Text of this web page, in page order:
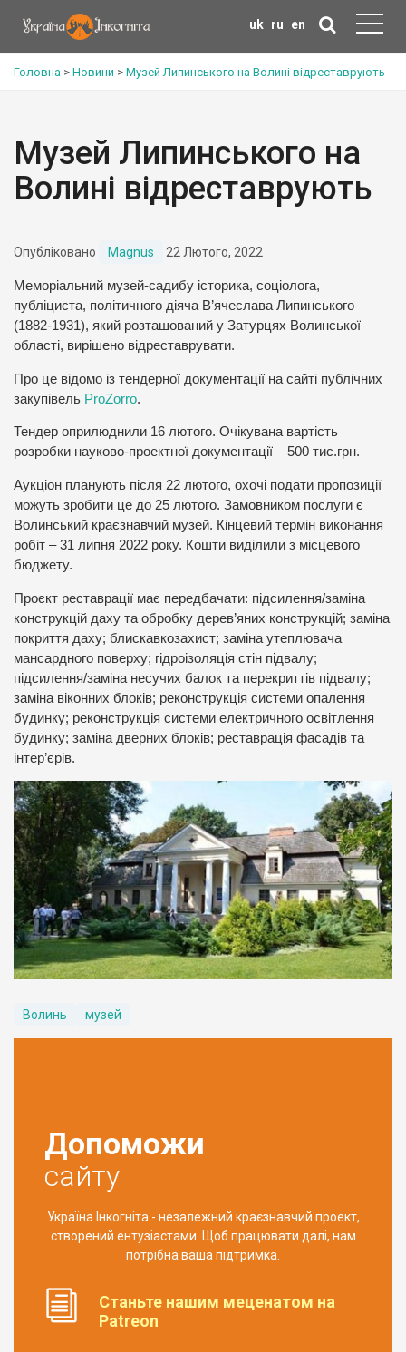
uk ru en
Головна > Новини > Музей Липинського на Волині відреставрують
Музей Липинського на
Волині відреставрують
Опубліковано Magnus 22 Лютого, 2022
Меморіальний музей-садибу історика, соціолога,
публіциста, політичного діяча В’ячеслава Липинського
(1882-1931), який розташований у Затурцях Волинської
області, вирішено відреставрувати.
Про це відомо із тендерної документації на сайті публічних
закупівель ProZorro.
Тендер оприлюднили 16 лютого. Очікувана вартість
розробки науково-проектної документації – 500 тис.грн.
Аукціон планують після 22 лютого, охочі подати пропозиції
можуть зробити це до 25 лютого. Замовником послуги є
Волинський краєзнавчий музей. Кінцевий термін виконання
робіт – 31 липня 2022 року. Кошти виділили з місцевого
бюджету.
Проєкт реставрації має передбачати: підсилення/заміна
конструкцій даху та обробку дерев’яних конструкцій; заміна
покриття даху; блискавкозахист; заміна утеплювача
мансардного поверху; гідроізоляція стін підвалу;
підсилення/заміна несучих балок та перекриттів підвалу;
заміна віконних блоків; реконструкція системи опалення
будинку; реконструкція системи електричного освітлення
будинку; заміна дверних блоків; реставрація фасадів та
інтер’єрів.
Волинь музей
Допоможи
сайту
Україна Інкогніта - незалежний краєзнавчий проект,
створений ентузіастами. Щоб працювати далі, нам
потрібна ваша підтримка.
Станьте нашим меценатом на
Patreon